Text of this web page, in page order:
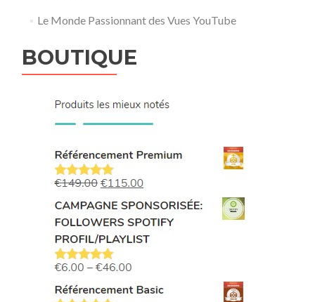
Le Monde Passionnant des Vues YouTube
BOUTIQUE